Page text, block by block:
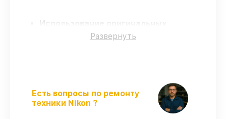
– только подлинные
соблюдаем сроки восстановления
фотоаппарата D3500 Kit 18-55mm VR AF-
Развернуть
Есть вопросы по ремонту
техники Nikon ?